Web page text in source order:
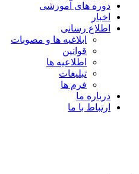
دوره های آموزشی
اخبار
اطلاع رسانی
ابلاغیه ها و مصوبات
قوانین
اطلاعیه ها
تبلیغات
فرم ها
درباره ما
ارتباط با ما